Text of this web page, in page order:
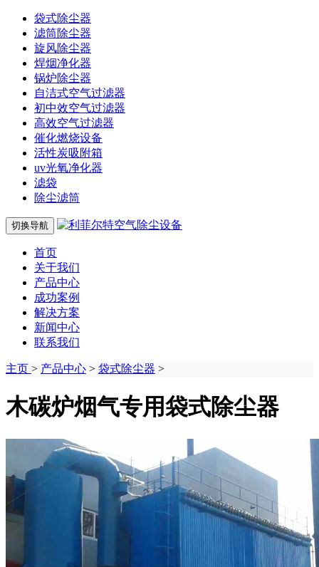
袋式除尘器
滤筒除尘器
旋风除尘器
焊烟净化器
锅炉除尘器
自洁式空气过滤器
初中效空气过滤器
高效空气过滤器
催化燃烧设备
活性炭吸附箱
uv光氧净化器
滤袋
除尘滤筒
切换导航
首页
关于我们
产品中心
成功案例
解决方案
新闻中心
联系我们
主页 > 产品中心 > 袋式除尘器 >
木碳炉烟气专用袋式除尘器